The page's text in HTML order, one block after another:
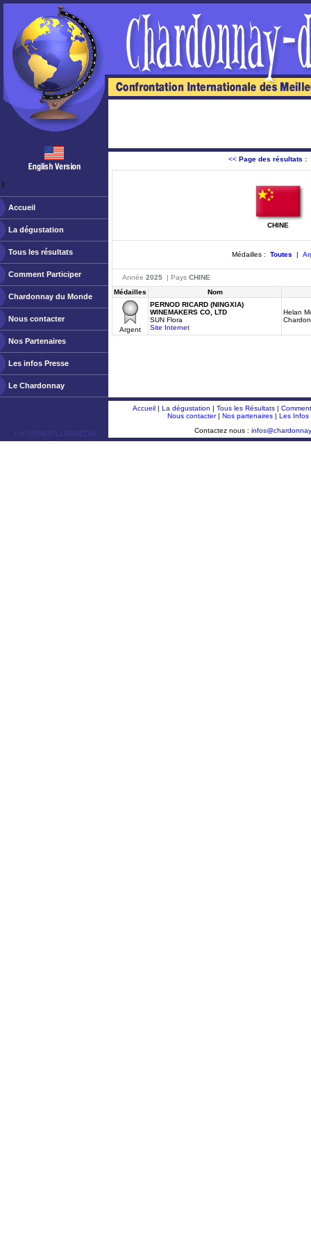
ￂﾠ
Accueil
La dégustation
Tous les résultats
Comment Participer
Chardonnay du Monde
Nous contacter
Nos Partenaires
Les infos Presse
Le Chardonnay
<< Page des résultats :
CHINE
Médailles : Toutes |
Année 2025 | Pays CHINE
Médailles
Nom
Argent
PERNOD RICARD (NINGXIA)
WINEMAKERS CO, LTD
SUN Flora
Site Internet
Helan
ￂﾮ OENOPLURIMEDIA
Accueil| La dégustation | Tous les Résultats|
Nous contacter| Nos partenaires| Les Infos
Contactez nous :